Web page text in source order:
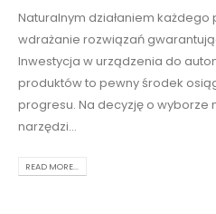
Naturalnym działaniem
wdrażanie rozwiązań
Inwestycja w urządzenia do
produktów to pewny środek
progresu. Na decyzję o
narzędzi...
READ MORE...